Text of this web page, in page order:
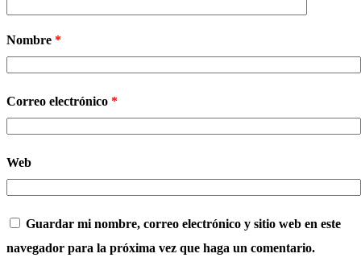
Nombre *
Correo electrónico *
Web
Guardar mi nombre, correo electrónico y sitio web en este
navegador para la próxima vez que haga un comentario.